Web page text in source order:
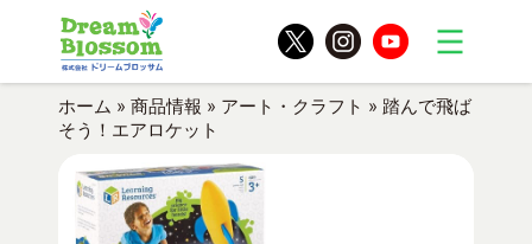
ホーム » 商品情報 » アート・クラフト » 踏んで飛ば
そう！エアロケット